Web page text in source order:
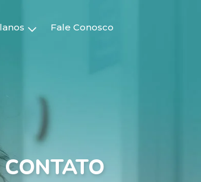
Fale Conosco